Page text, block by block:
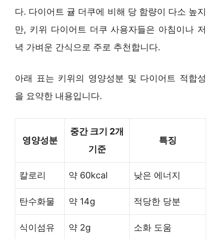
다. 다이어트 귤 더쿠에 비해 당 함량이 다소 높지
만, 키위 다이어트 더쿠 사용자들은 아침이나 저
녁 가벼운 간식으로 주로 추천합니다.
아래 표는 키위의 영양성분 및 다이어트 적합성
을 요약한 내용입니다.
영양성분
중간 크기 2개
기준
특징
칼로리 약 60kcal 낮은 에너지
탄수화물 약 14g 적당한 당분
식이섬유 약 2g 소화 도움